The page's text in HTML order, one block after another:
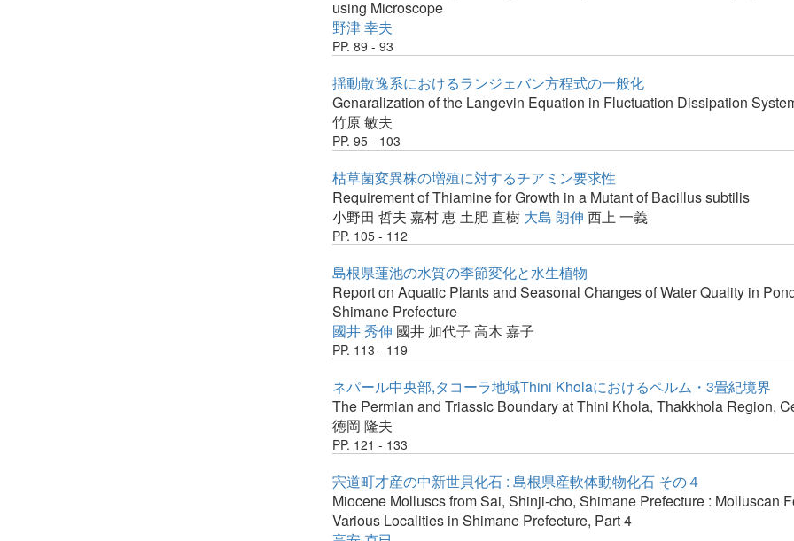
using Microscope
野津 幸夫
PP. 89 - 93
揺動散逸系におけるランジェバン方程式の一般化
Genaralization of the Langevin Equation in Fluctuation Dissipation
竹原 敏夫
PP. 95 - 103
枯草菌変異株の増殖に対するチアミン要求性
Requirement of Thiamine for Growth in a Mutant of Bacillus subtilis
小野田 哲夫 嘉村 恵土肥 直樹 大島 朗伸 西上 一義
PP. 105 - 112
島根県蓮池の水質の季節変化と水生植物
Report on Aquatic Plants and Seasonal Changes of Water Quality in
Shimane Prefecture
國井 秀伸 國井 加代子 高木 嘉子
PP. 113 - 119
ネパール中央部,タコーラ地域Thini Kholaにおけるペルム・3畳紀境界
The Permian and Triassic Boundary at Thini Khola, Thakkhola Region,
徳岡 隆夫
PP. 121 - 133
宍道町才産の中新世貝化石 : 島根県産軟体動物化石 その４
Miocene Molluscs from Sai, Shinji-cho, Shimane Prefecture : Molluscan
Various Localities in Shimane Prefecture, Part 4